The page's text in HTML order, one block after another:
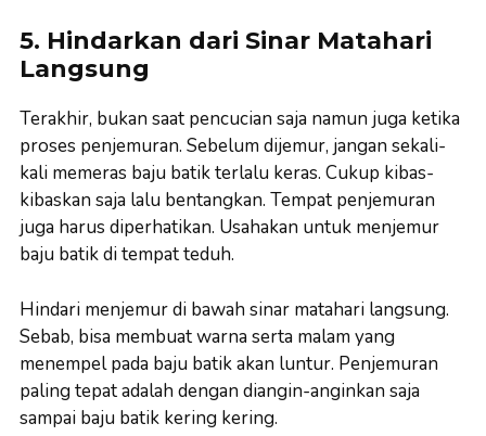
5. Hindarkan dari Sinar Matahari
Langsung
Terakhir, bukan saat pencucian saja namun juga ketika
proses penjemuran. Sebelum dijemur, jangan sekali-
kali memeras baju batik terlalu keras. Cukup kibas-
kibaskan saja lalu bentangkan. Tempat penjemuran
juga harus diperhatikan. Usahakan untuk menjemur
baju batik di tempat teduh.
Hindari menjemur di bawah sinar matahari langsung.
Sebab, bisa membuat warna serta malam yang
menempel pada baju batik akan luntur. Penjemuran
paling tepat adalah dengan diangin-anginkan saja
sampai baju batik kering kering.